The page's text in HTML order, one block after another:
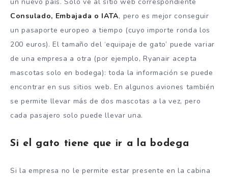
Consulado, Embajada o IATA, pero es mejor conseguir
un pasaporte europeo a tiempo (cuyo importe ronda los
200 euros). El tamaño del ‘equipaje de gato’ puede variar
de una empresa a otra (por ejemplo, Ryanair acepta
mascotas solo en bodega): toda la información se puede
encontrar en sus sitios web. En algunos aviones también
se permite llevar más de dos mascotas a la vez, pero
cada pasajero solo puede llevar una.
Si el gato tiene que ir a la bodega
Si la empresa no le permite estar presente en la cabina